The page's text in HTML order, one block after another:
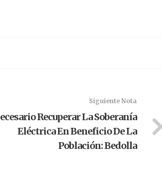
Siguiente Nota
Recuperar La Soberanía
Eléctrica En Beneficio De La
Población: Bedolla